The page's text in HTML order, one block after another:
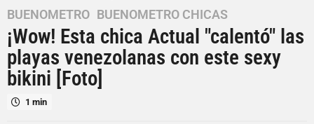
1
1
a
ñ
o
s
BUENOMETRO ,BUENOMETRO CHICAS
¡Wow! Esta chica Actual "calentó" las
playas venezolanas con este sexy
bikini [Foto]
1 min